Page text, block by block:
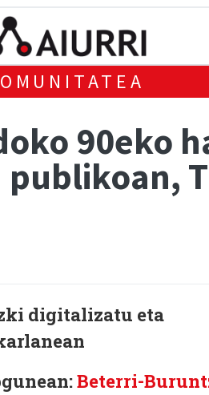
90eko
digitalizatu eta
Beterri-